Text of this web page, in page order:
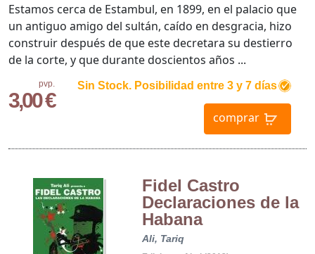
pvp.
3,00 €
Sin Stock. Posibilidad entre 3 y 7 días
comprar
Estamos cerca de Estambul, en 1899, en el palacio que
un antiguo amigo del sultán, caído en desgracia, hizo
construir después de que este decretara su destierro
de la corte, y que durante doscientos años ...
Fidel Castro
Declaraciones de la
Habana
Ali, Tariq